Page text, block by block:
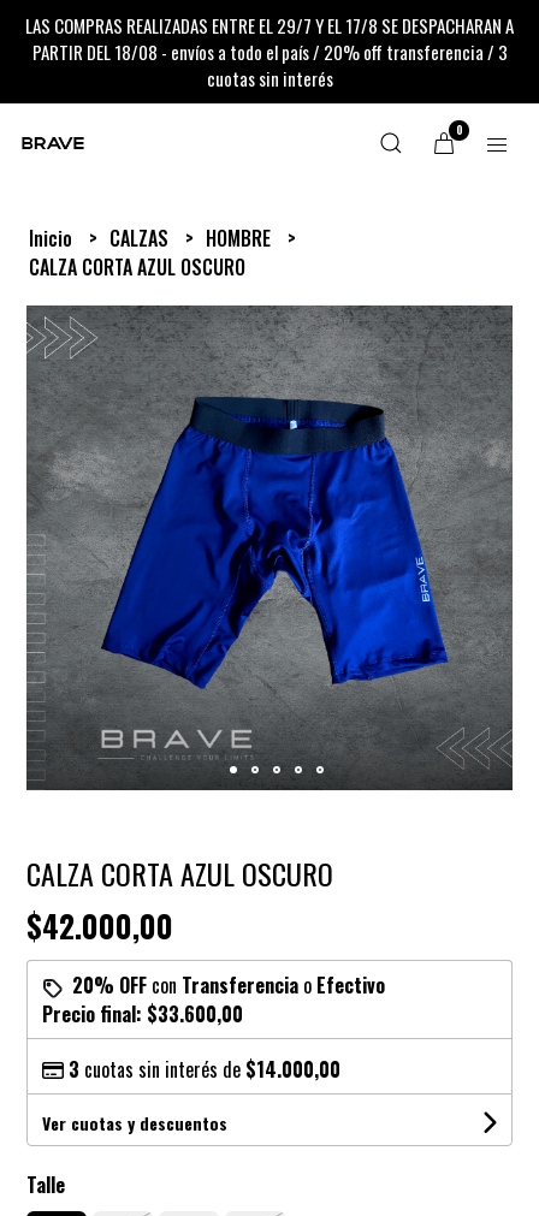
LAS COMPRAS REALIZADAS ENTRE EL 29/7 Y EL 17/8 SE DESPACHARAN A
PARTIR DEL 18/08 - envíos a todo el país / 20% off transferencia / 3
cuotas sin interés
0
Inicio CALZAS
HOMBRE
CALZA CORTA AZUL OSCURO
CALZA CORTA AZUL OSCURO
$42.000,00
20% OFF con Transferencia o Efectivo
Precio final: $33.600,00
3 cuotas sin interés de $14.000,00
Ver cuotas y descuentos
Talle